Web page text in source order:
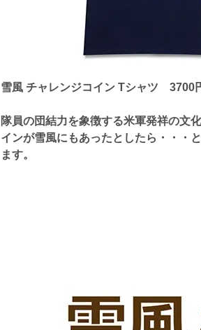
雪風 チャレンジコイン Tシャツ 3700
隊員の団結力を象徴する米軍発祥の文
インが雪風にもあったとしたら・・・
ます。